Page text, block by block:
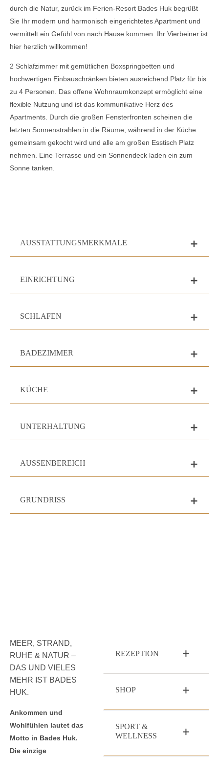
durch die Natur, zurück im Ferien-Resort Bades Huk begrüßt
Sie Ihr modern und harmonisch eingerichtetes Apartment und
vermittelt ein Gefühl von nach Hause kommen. Ihr Vierbeiner ist
hier herzlich willkommen!
2 Schlafzimmer mit gemütlichen Boxspringbetten und
hochwertigen Einbauschränken bieten ausreichend Platz für bis
zu 4 Personen. Das offene Wohnraumkonzept ermöglicht eine
flexible Nutzung und ist das kommunikative Herz des
Apartments. Durch die großen Fensterfronten scheinen die
letzten Sonnenstrahlen in die Räume, während in der Küche
gemeinsam gekocht wird und alle am großen Esstisch Platz
nehmen. Eine Terrasse und ein Sonnendeck laden ein zum
Sonne tanken.
AUSSTATTUNGSMERKMALE add
EINRICHTUNG add
SCHLAFEN add
BADEZIMMER add
KÜCHE add
UNTERHALTUNG add
AUSSENBEREICH add
GRUNDRISS add
MEER, STRAND,
RUHE & NATUR –
DAS UND VIELES
MEHR IST BADES
HUK.
Ankommen und
Wohlfühlen lautet das
Motto in Bades Huk.
Die einzige
REZEPTION
SHOP
SPORT &
WELLNESS